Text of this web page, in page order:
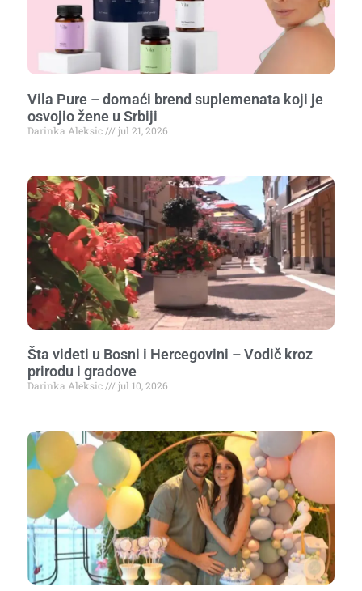
Vila Pure – domaći brend suplemenata koji je
osvojio žene u Srbiji
Darinka Aleksic jul 21, 2026
Šta videti u Bosni i Hercegovini – Vodič kroz
prirodu i gradove
Darinka Aleksic jul 10, 2026